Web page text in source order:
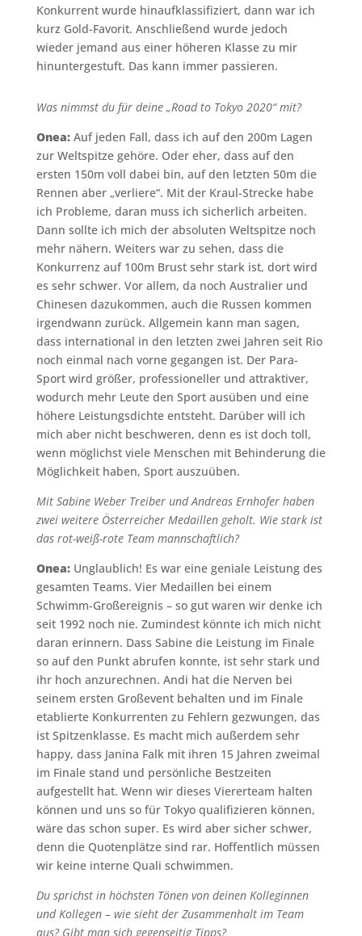
Konkurrent wurde hinaufklassifiziert, dann war ich
kurz Gold-Favorit. Anschließend wurde jedoch
wieder jemand aus einer höheren Klasse zu mir
hinuntergestuft. Das kann immer passieren.
Was nimmst du für deine „Road to Tokyo 2020“ mit?
Onea: Auf jeden Fall, dass ich auf den 200m Lagen
zur Weltspitze gehöre. Oder eher, dass auf den
ersten 150m voll dabei bin, auf den letzten 50m die
Rennen aber „verliere“. Mit der Kraul-Strecke habe
ich Probleme, daran muss ich sicherlich arbeiten.
Dann sollte ich mich der absoluten Weltspitze noch
mehr nähern. Weiters war zu sehen, dass die
Konkurrenz auf 100m Brust sehr stark ist, dort wird
es sehr schwer. Vor allem, da noch Australier und
Chinesen dazukommen, auch die Russen kommen
irgendwann zurück. Allgemein kann man sagen,
dass international in den letzten zwei Jahren seit Rio
noch einmal nach vorne gegangen ist. Der Para-
Sport wird größer, professioneller und attraktiver,
wodurch mehr Leute den Sport ausüben und eine
höhere Leistungsdichte entsteht. Darüber will ich
mich aber nicht beschweren, denn es ist doch toll,
wenn möglichst viele Menschen mit Behinderung die
Möglichkeit haben, Sport auszuüben.
Mit Sabine Weber Treiber und Andreas Ernhofer haben
zwei weitere Österreicher Medaillen geholt. Wie stark ist
das rot-weiß-rote Team mannschaftlich?
Onea: Unglaublich! Es war eine geniale Leistung des
gesamten Teams. Vier Medaillen bei einem
Schwimm-Großereignis – so gut waren wir denke ich
seit 1992 noch nie. Zumindest könnte ich mich nicht
daran erinnern. Dass Sabine die Leistung im Finale
so auf den Punkt abrufen konnte, ist sehr stark und
ihr hoch anzurechnen. Andi hat die Nerven bei
seinem ersten Großevent behalten und im Finale
etablierte Konkurrenten zu Fehlern gezwungen, das
ist Spitzenklasse. Es macht mich außerdem sehr
happy, dass Janina Falk mit ihren 15 Jahren zweimal
im Finale stand und persönliche Bestzeiten
aufgestellt hat. Wenn wir dieses Viererteam halten
können und uns so für Tokyo qualifizieren können,
wäre das schon super. Es wird aber sicher schwer,
denn die Quotenplätze sind rar. Hoffentlich müssen
wir keine interne Quali schwimmen.
Du sprichst in höchsten Tönen von deinen Kolleginnen
und Kollegen – wie sieht der Zusammenhalt im Team
aus? Gibt man sich gegenseitig Tipps?